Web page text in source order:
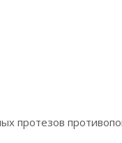
протезов